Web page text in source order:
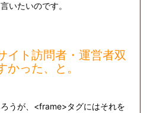
いたいのです。
イト訪問者・運営者双
った、と。
うが、<frame>タグにはそれを